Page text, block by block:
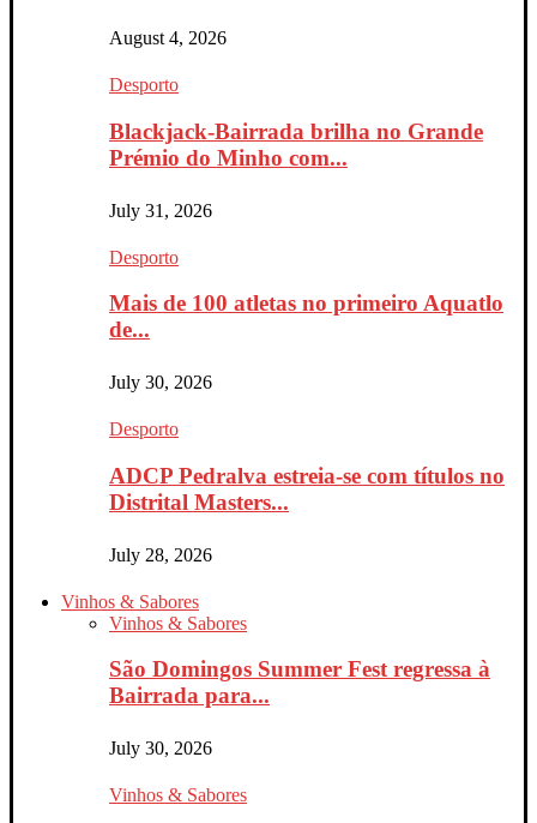
August 4, 2026
Desporto
Blackjack-Bairrada brilha no Grande
Prémio do Minho com...
July 31, 2026
Desporto
Mais de 100 atletas no primeiro Aquatlo
de...
July 30, 2026
Desporto
ADCP Pedralva estreia-se com títulos no
Distrital Masters...
July 28, 2026
Vinhos & Sabores
Vinhos & Sabores
São Domingos Summer Fest regressa à
Bairrada para...
July 30, 2026
Vinhos & Sabores